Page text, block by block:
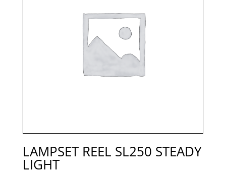
LAMPSET REEL SL250 STEADY
LIGHT